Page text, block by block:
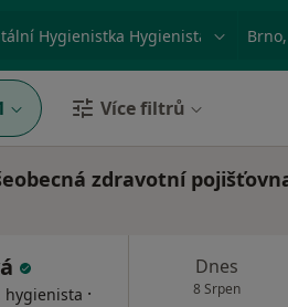
nemoc nebo příjmení
Více filtrů
zdravotní
hygienista ·
Dnes
8 Srpen